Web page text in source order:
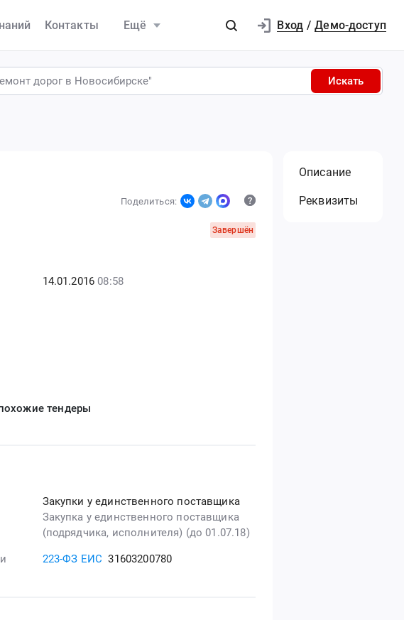
Контакты Ещё Вход / Демо-доступ
Искать
Поделиться:
Завершён
14.01.2016 08:58
тендеры
Закупки у единственного поставщика
Закупка у единственного поставщика
(подрядчика, исполнителя) (до 01.07.18)
223-ФЗ ЕИС 31603200780
Описание
Реквизиты